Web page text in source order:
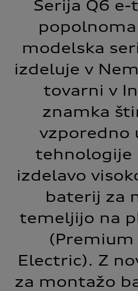
Serija Q6
modelska
izdeluje v
tovarni v
znamka
vzporedno
tehnologije
izdelavo
baterij za
temeljijo na
Electric). Z
za montažo